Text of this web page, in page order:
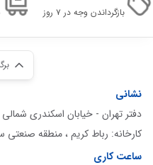
بازگرداندن وجه در ۷ روز
نشانی
دفتر تهران - خیابان اسکندری شمالی
کارخانه: رباط کریم ، منطقه صنعتی
ساعت کاری